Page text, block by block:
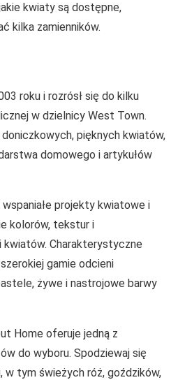
kwiaty są dostępne,
kilka zamienników.
roku i rozrósł się do kilku
w dzielnicy West Town.
pięknych kwiatów,
domowego i artykułów
projekty kwiatowe i
kolorów, tekstur i
Charakterystyczne
gamie odcieni
żywe i nastrojowe barwy
Home oferuje jedną z
do wyboru. Spodziewaj się
w tym świeżych róż, goździków,